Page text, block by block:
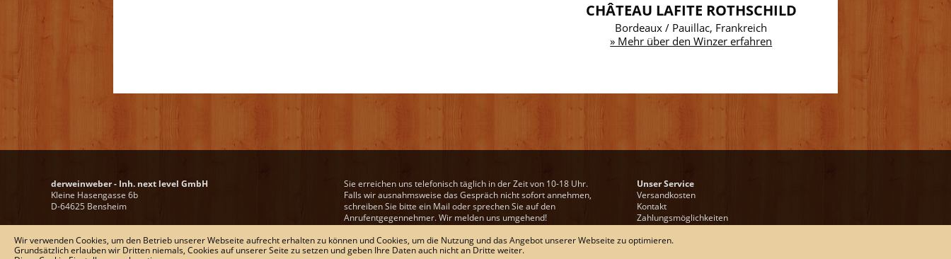
CHÂTEAU LAFITE ROTHSCHILD
Bordeaux / Pauillac, Frankreich
» Mehr über den Winzer erfahren
derweinweber - Inh. next level GmbH
Kleine Hasengasse 6b
D-64625 Bensheim
Fax:
+ 49 (0) 6251-136749
E-Mail:
wein@derweinweber.de
Sie erreichen uns telefonisch täglich in der Zeit von 10-18 Uhr.
Falls wir ausnahmsweise das Gespräch nicht sofort annehmen,
schreiben Sie bitte ein Mail oder sprechen Sie auf den
Anrufentgegennehmer. Wir melden uns umgehend!
Unser Service
Versandkosten
Kontakt
Zahlungsmöglichkeiten
Impressum
Wir verwenden Cookies, um den Betrieb unserer Webseite aufrecht erhalten zu können und Cookies, um die Nutzung und das Angebot unserer Webseite zu optimieren.
Grundsätzlich erlauben wir Dritten niemals, Cookies auf unserer Seite zu setzen und geben Ihre Daten auch nicht an Dritte weiter.